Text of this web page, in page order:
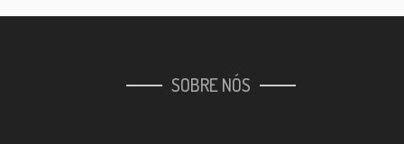
SOBRE NÓS